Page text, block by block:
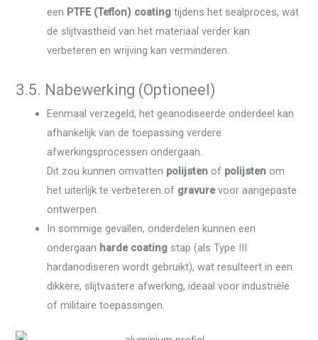
een PTFE (Teflon) coating tijdens het sealproces, wat
de slijtvastheid van het materiaal verder kan
verbeteren en wrijving kan verminderen.
3.5. Nabewerking (Optioneel)
Eenmaal verzegeld, het geanodiseerde onderdeel kan
afhankelijk van de toepassing verdere
afwerkingsprocessen ondergaan.
Dit zou kunnen omvatten polijsten of polijsten om
het uiterlijk te verbeteren of gravurevoor aangepaste
ontwerpen.
In sommige gevallen, onderdelen kunnen een
ondergaan harde coating stap (als Type III
hardanodiseren wordt gebruikt), wat resulteert in een
dikkere, slijtvastere afwerking, ideaal voor industriële
of militaire toepassingen.